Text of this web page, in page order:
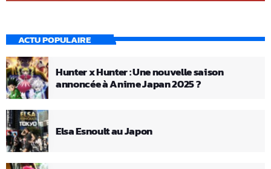
ACTU POPULAIRE
Hunter x Hunter : Une nouvelle saison
annoncée à Anime Japan 2025 ?
Elsa Esnoult au Japon